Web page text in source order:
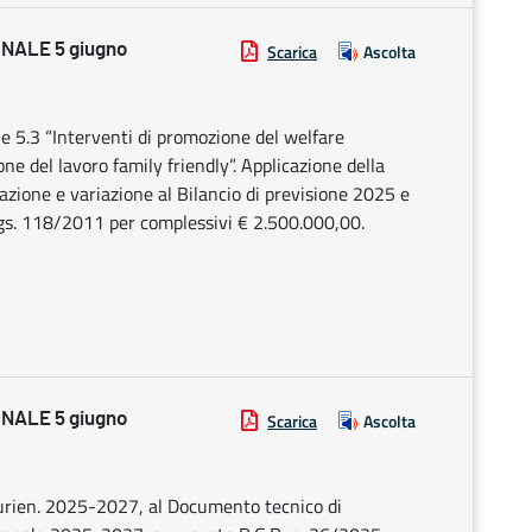
5 giugno Scarica Ascolta
5.3 “Interventi di promozione del welfare
del lavoro family friendly”. Applicazione della
e variazione al Bilancio di previsione 2025 e
118/2011 per complessivi € 2.500.000,00.
5 giugno Scarica Ascolta
2025-2027, al Documento tecnico di